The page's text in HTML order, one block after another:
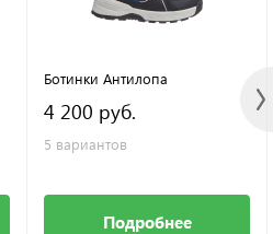
Ботинки Антилопа
4 200 руб.
5 вариантов
Подробнее